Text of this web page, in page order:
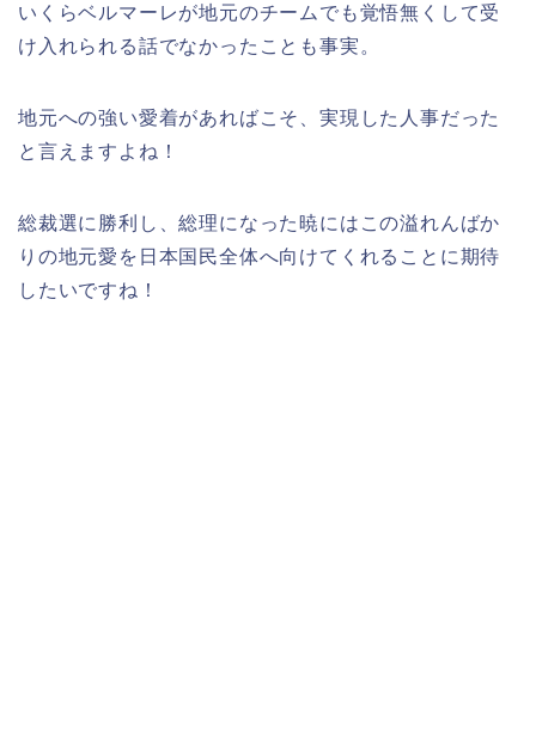
いくらベルマーレが地元のチームでも覚悟無くして受
け入れられる話でなかったことも事実。
地元への強い愛着があればこそ、実現した人事だった
と言えますよね！
総裁選に勝利し、総理になった暁にはこの溢れんばか
りの地元愛を日本国民全体へ向けてくれることに期待
したいですね！